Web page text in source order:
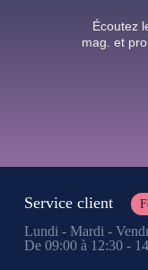
Écoutez
mag. et
Service client
Lundi - Mardi -
De 09:00 à 12:30 -